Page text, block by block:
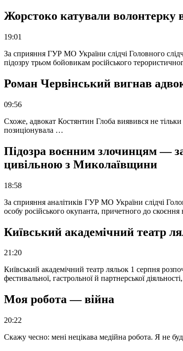
Жорстоко катували волонтерку
19:01
За сприяння ГУР МО України слідчі Головного
підозру трьом бойовикам російського
Роман Червінський вигнав
09:56
Схоже, адвокат Костянтин Глоба виявився не
позиціонувала …
Підозра воєнним злочинцям —
цивільною з Миколаївщини
18:58
За сприяння аналітиків ГУР МО України слідчі
особу російського окупанта, причетного до
Київський академічний театр
21:20
Київський академічний театр ляльок 1 серпня
фестивальної, гастрольної й партнерської
Моя робота — війна
20:22
Скажу чесно: мені нецікава медійна робота. Я не